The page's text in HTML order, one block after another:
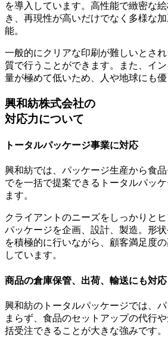
を導入しています。高性能で緻密な
き、再現性が高いだけでなく多様な
能。
一般的にクリアな印刷が難しいとさ
質で行うことができます。また、イ
量が極めて低いため、
人や地球にも
興和紡株式会社の
対応力について
トータルパッケージ事業に対応
興和紡では、パッケージ生産から食
でを一括で提案できるトータルパッ
ます。
クライアントのニーズをしっかりとヒ
パッケージを企画、設計、製造。形
を積極的に行いながら、 顧客満足度
しています。
商品の倉庫保管、出荷、輸送にも対応
興和紡のトータルパッケージでは、
まらず、食品のセットアップの代行
括受注できることが大きな強みです。